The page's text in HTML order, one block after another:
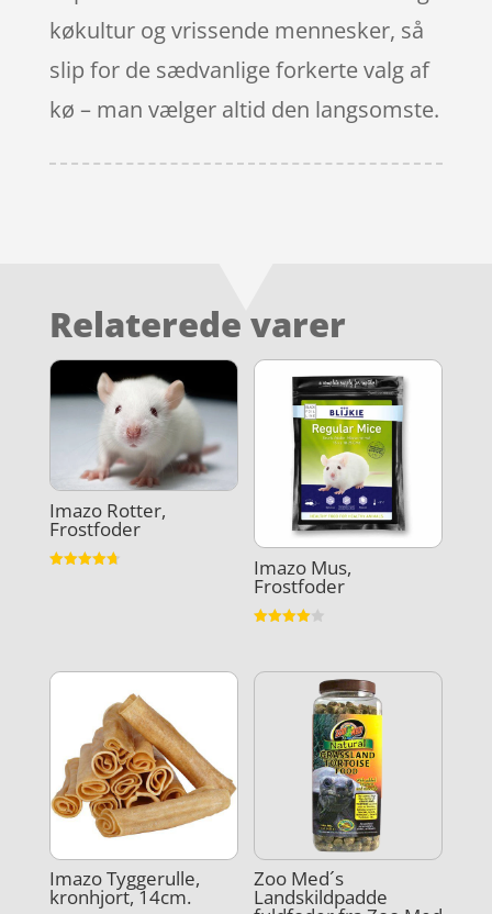
køkultur og vrissende mennesker, så
slip for de sædvanlige forkerte valg af
kø – man vælger altid den langsomste.
Relaterede varer
Imazo Rotter,
Frostfoder
Imazo Mus,
Frostfoder
Imazo Tyggerulle,
kronhjort, 14cm.
Zoo Med´s
Landskildpadde